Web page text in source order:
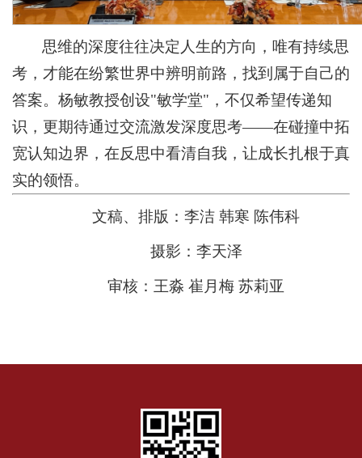
思维的深度往往决定人生的方向，唯有持续思
考，才能在纷繁世界中辨明前路，找到属于自己的
答案。杨敏教授创设"敏学堂"，不仅希望传递知
识，更期待通过交流激发深度思考——在碰撞中拓
宽认知边界，在反思中看清自我，让成长扎根于真
实的领悟。
文稿、排版：李洁 韩寒 陈伟科
摄影：李天泽
审核：王淼 崔月梅 苏莉亚